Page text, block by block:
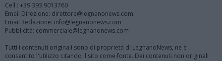
Cell.: +39.393.9013760
Email Direzione: direttore@legnanonews.com
Email Redazione: info@legnanonews.com
Pubblicità: commerciale@legnanonews.com
Tutti i contenuti originali sono di proprietà di LegnanoNews, ne è
consentito l'utilizzo citando il sito come fonte. Dei contenuti non originali